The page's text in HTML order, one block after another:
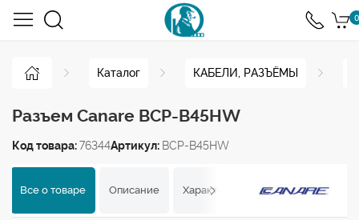
0
Каталог КАБЕЛИ, РАЗЪЁМЫ
Разъем Canare BCP-B45HW
Код товара:76344Артикул: BCP-B45HW
Все о товаре Описание Характеристики Отзывы